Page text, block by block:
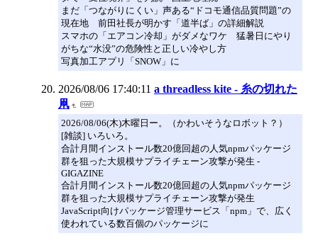
まだ「つながりにくい」声ある“ドコモ通信品質問題”の
現在地 前田社長が明かす「道半ば」の詳細解説
スマホの「エアコン冷却」がダメなワケ 猛暑日にやり
がちな“水没”の危険性と正しい冷やし方
写真加工アプリ「SNOW」に
2026/08/06 17:40:11 a threadless kite - 糸の切れた
凧
2026/08/06(木)木曜日ー。（かわいそうなロボット？）
[雑談] いろいろ。
合計月間インストール数20億回超の人気npmパッケージ
群を狙った大規模サプライチェーン攻撃が発生 -
GIGAZINE
合計月間インストール数20億回超の人気npmパッケージ
群を狙った大規模サプライチェーン攻撃が発生
JavaScript向けパッケージ管理サービス「npm」で、広く
使われている数百個のパッケージに